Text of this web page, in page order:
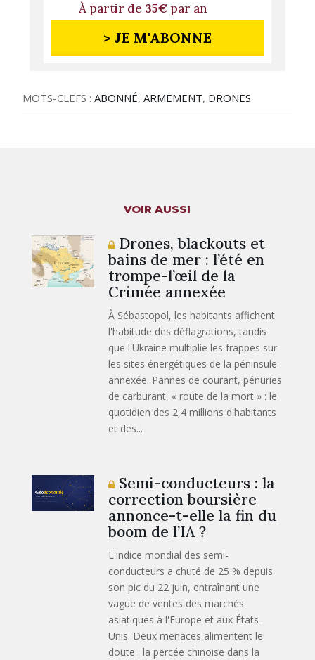
À partir de 35€par an
> JE M'ABONNE
MOTS-CLEFS :ABONNÉ,ARMEMENT, DRONES
VOIR AUSSI
Drones, blackouts et
bains de mer : l’été en
trompe-l’œil de la
Crimée annexée
À Sébastopol, les habitants affichent
l'habitude des déflagrations, tandis
que l'Ukraine multiplie les frappes sur
les sites énergétiques de la péninsule
annexée. Pannes de courant, pénuries
de carburant, « route de la mort » : le
quotidien des 2,4 millions d'habitants
et des...
Semi-conducteurs : la
correction boursière
annonce-t-elle la fin du
boom de l’IA ?
L'indice mondial des semi-
conducteurs a chuté de 25 % depuis
son pic du 22 juin, entraînant une
vague de ventes des marchés
asiatiques à l'Europe et aux États-
Unis. Deux menaces alimentent le
doute : la percée chinoise dans la